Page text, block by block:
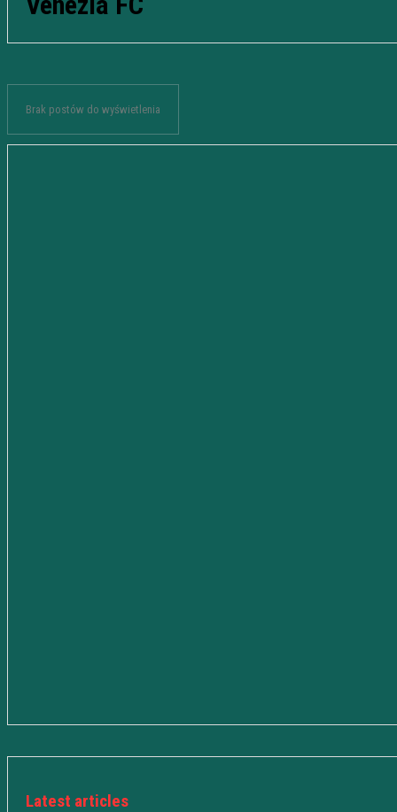
Brak postów do wyświetlenia
Latest articles